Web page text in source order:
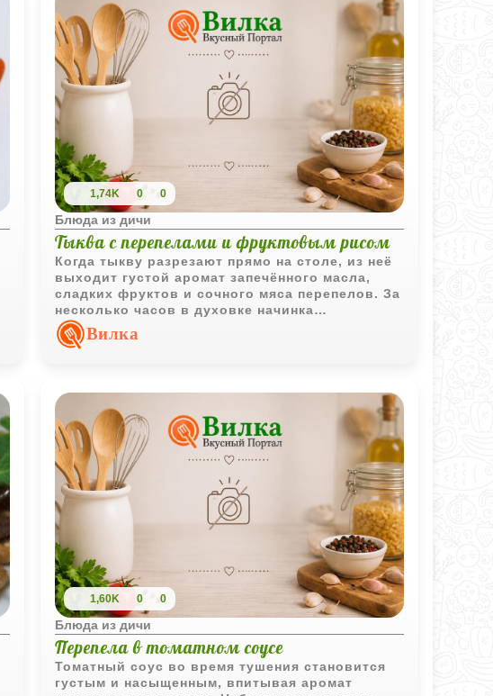
1,74K 0 0
Блюда из дичи
Тыква с перепелами и фруктовым рисом
Когда тыкву разрезают прямо на столе, из неё
выходит густой аромат запечённого масла,
сладких фруктов и сочного мяса перепелов. За
несколько часов в духовке начинка
пропитывается тыквенным соком, а сама тыква
становится мягкой настолько, что её можно
Вилка
1,60K 0 0
Блюда из дичи
Перепела в томатном соусе
Томатный соус во время тушения становится
густым и насыщенным, впитывая аромат